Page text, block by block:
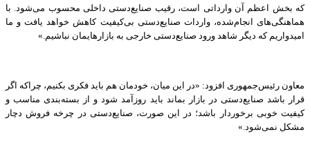
که بخش اعظم آن وارداتی است، رقیب صنایع‌دستی داخلی محسوب می‌شود. با
هماهنگی‌های انجام‌‌شده، واردات صنایع‌دستی بی‌کیفیت کاهش خواهد یافت و ما
امیدواریم که دیگر شاهد ورود صنایع‌دستی خارجی به بازارهایمان نباشیم.»
معاون رئیس‌جمهوری افزود: «در این میان، خودمان هم باید فکری بکنیم، چراکه اگر
قرار باشد صنایع‌دستی در بازار بماند باید روزآمد شود و از بسته‌بندی مناسب و
کیفیت خوبی برخوردار باشد؛ در این صورت، صنایع‌دستی در چرخه فروش دچار
مشکل نمی‌شود.»